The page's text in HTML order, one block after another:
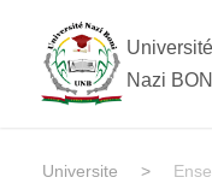
Université
Nazi BONI
Universite >